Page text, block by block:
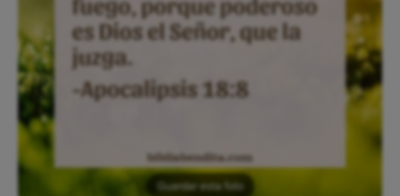
Guardar esta foto